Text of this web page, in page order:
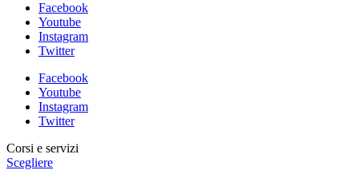
Facebook
Youtube
Instagram
Twitter
Facebook
Youtube
Instagram
Twitter
Corsi e servizi
Scegliere